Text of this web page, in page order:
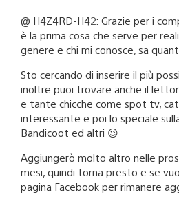
@ H4Z4RD-H42: Grazie per i
è la prima cosa che serve per
genere e chi mi conosce, sa
Sto cercando di inserire il più
inoltre puoi trovare anche il
e tante chicche come spot tv,
interessante e poi lo speciale
Bandicoot ed altri 😉
Aggiungerò molto altro nelle
mesi, quindi torna presto e se
pagina Facebook per rimanere